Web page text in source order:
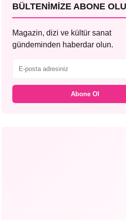
BÜLTENIMIZE ABONE
Magazin, dizi ve kültür sanat
gündeminden haberdar olun.
Abone Ol